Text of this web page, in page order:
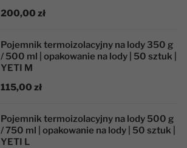
200,00 zł
Pojemnik termoizolacyjny na lody 350 g
/ 500 ml | opakowanie na lody | 50 sztuk |
YETI M
115,00 zł
Pojemnik termoizolacyjny na lody 500 g
/ 750 ml | opakowanie na lody | 50 sztuk |
YETI L